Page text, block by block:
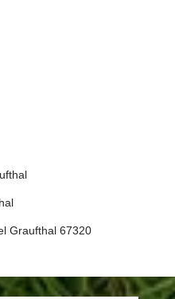
Graufthal 67320